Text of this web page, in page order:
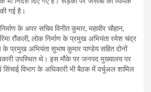
गई है।
के अपर सचिव विनीत कुमार, महावीर चौहान,
रौंकली, लोक निर्माण के प्रमुख अभियंता रमेश चंद्र
के प्रमुख अभियंता सुभाष कुमार पाण्डेय सहित दोनों
उपस्थित थे। इस मौके पर जनपद मुख्यालय पर
सिंचाई विभाग के अधिकारी भी बैठक में वर्चुअल शामिल